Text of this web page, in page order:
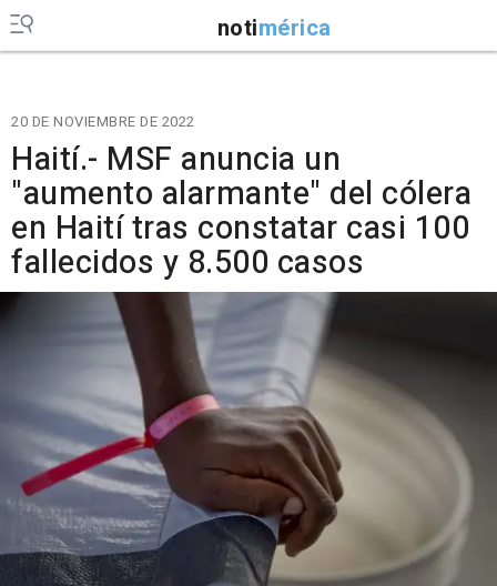
notimérica
20 DE NOVIEMBRE DE 2022
Haití.- MSF anuncia un
"aumento alarmante" del cólera
en Haití tras constatar casi 100
fallecidos y 8.500 casos